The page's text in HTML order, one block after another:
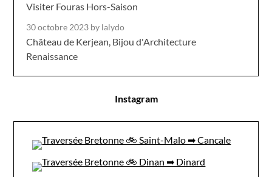
Visiter Fouras Hors-Saison
30 octobre 2023 by lalydo
Château de Kerjean, Bijou d'Architecture
Renaissance
Instagram